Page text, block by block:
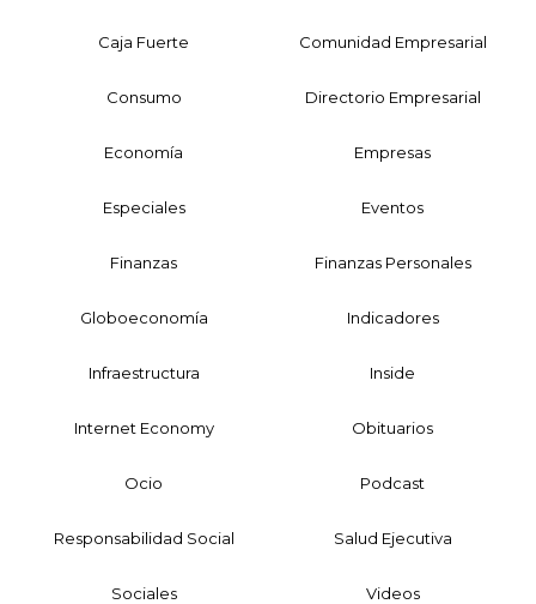
Caja Fuerte Comunidad Empresarial
Consumo Directorio Empresarial
Economía Empresas
Especiales Eventos
Finanzas Finanzas Personales
Globoeconomía Indicadores
Infraestructura Inside
Internet Economy Obituarios
Ocio Podcast
Responsabilidad Social Salud Ejecutiva
Sociales Videos